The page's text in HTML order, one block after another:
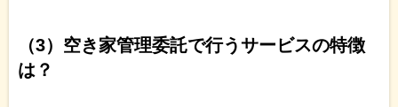
（3）空き家管理委託で行うサービスの特徴
は？